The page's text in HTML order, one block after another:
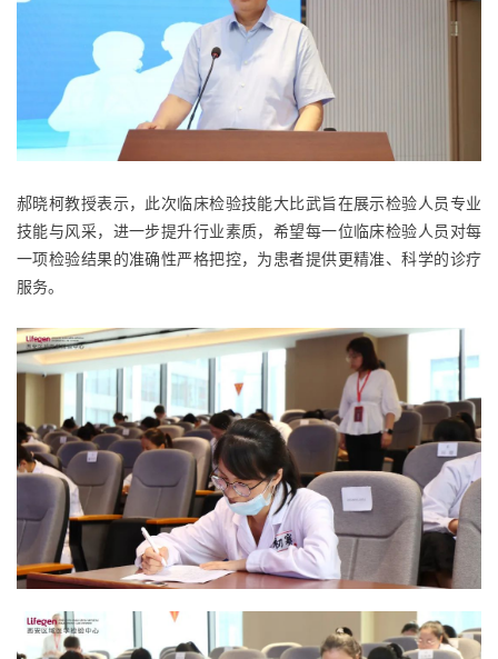
郝晓柯教授表示，此次临床检验技能大比武旨在展示检验人员专业
技能与风采，进一步提升行业素质，希望每一位临床检验人员对每
一项检验结果的准确性严格把控，为患者提供更精准、科学的诊疗
服务。